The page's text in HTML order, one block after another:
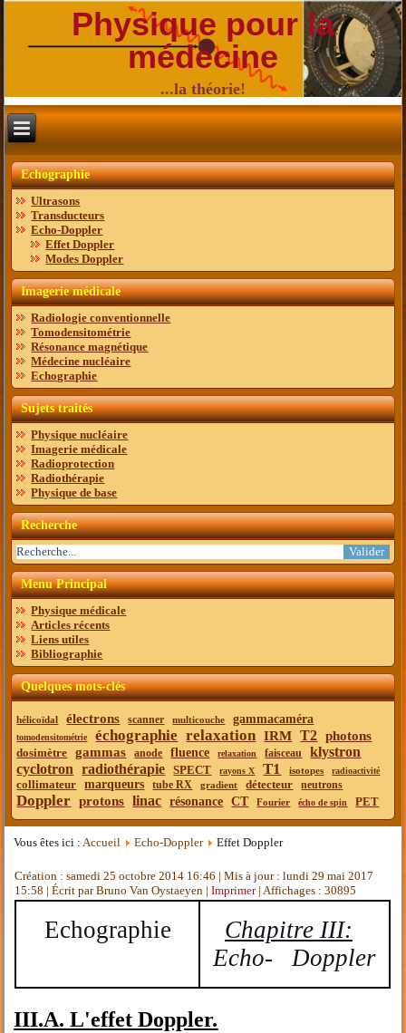
Physique pour la
médecine
...la théorie!
Echographie
Ultrasons
Transducteurs
Echo-Doppler
Effet Doppler
Modes Doppler
Imagerie médicale
Radiologie conventionnelle
Tomodensitométrie
Résonance magnétique
Médecine nucléaire
Echographie
Sujets traités
Physique nucléaire
Imagerie médicale
Radioprotection
Radiothérapie
Physique de base
Recherche
Menu Principal
Physique médicale
Articles récents
Liens utiles
Bibliographie
Quelques mots-clés
hélicoïdal électrons scanner multicouche gammacaméra
tomodensitométrie échographie relaxation IRM T2 photons
dosimètre gammas anode fluence relaxation faisceau
klystron
cyclotron
radiothérapie SPECT rayons X T1 isotopes radioactivité
collimateur marqueurs tube RX gradient détecteur neutrons
Doppler protons linac résonance CT Fourier écho de spin PET
Vous êtes ici :Accueil Echo-Doppler Effet Doppler
Création : samedi 25 octobre 2014 16:46 |Mis à jour : lundi 29 mai 2017
15:58 |Écrit par Bruno Van Oystaeyen |Imprimer | Affichages : 30895
Echographie
Chapitre III:
Echo- Doppler
III.A. L'effet Doppler.